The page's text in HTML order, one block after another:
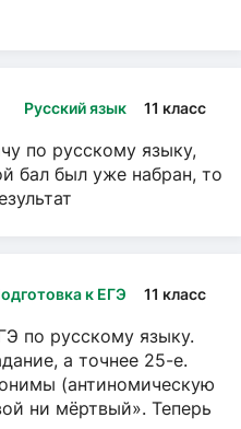
Русский язык 11 класс
по русскому языку,
бал был уже набран, то
к ЕГЭ 11 класс
по русскому языку.
а точнее 25-е.
(антиномическую
ни мёртвый». Теперь